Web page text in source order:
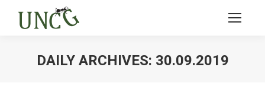
DAILY ARCHIVES: 30.09.2019